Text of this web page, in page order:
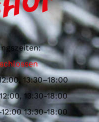
13:30–18:00
13:30-18:00
13:30-18:00